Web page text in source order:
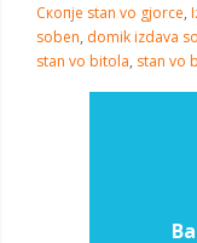
Скопје stan vo gjorce,
soben, domik izdava
stan vo bitola, stan vo